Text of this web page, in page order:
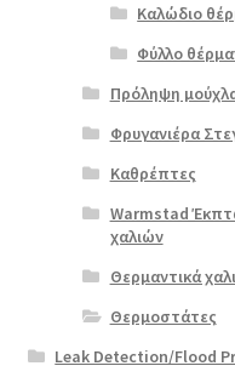
Καλώδιο
Φύλλο
Πρόληψη
Φρυγανιέρα
Καθρέπτες
Warmstad
χαλιών
Θερμαντικά
Θερμοστάτες
Leak Detection/Flood